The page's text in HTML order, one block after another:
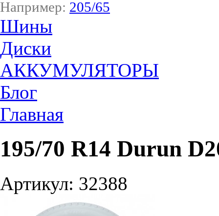
Например: 205/65
Шины
Диски
АККУМУЛЯТОРЫ
Блог
Главная
195/70 R14 Durun
Артикул: 32388